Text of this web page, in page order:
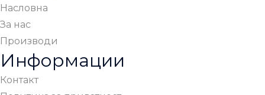
Насловна
За нас
Производи
Информации
Контакт